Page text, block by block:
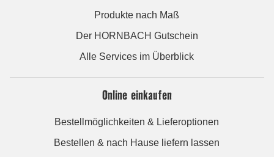
Produkte nach Maß
Der HORNBACH Gutschein
Alle Services im Überblick
Online einkaufen
Bestellmöglichkeiten & Lieferoptionen
Bestellen & nach Hause liefern lassen